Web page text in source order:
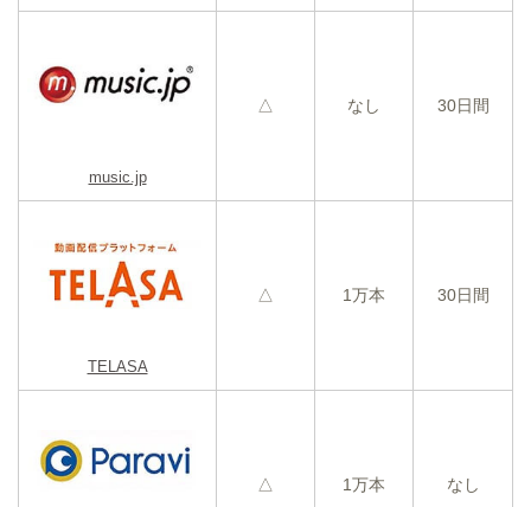
music.jp
△ なし 30日間
TELASA
△ 1万本 30日間
△ 1万本 なし